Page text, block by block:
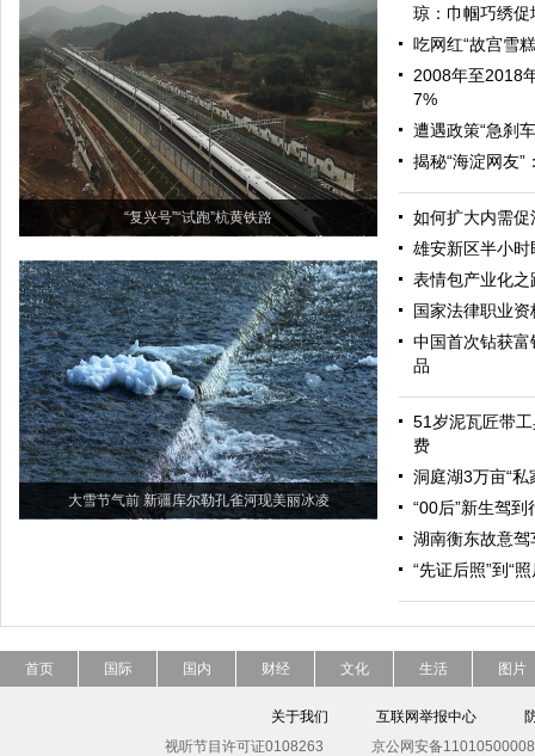
“复兴号”“试跑”杭黄铁路
大雪节气前 新疆库尔勒孔雀河现美丽冰凌
琼：巾帼巧绣促
吃网红“故宫雪
2008年至2018
7%
遭遇政策“急刹
揭秘“海淀网友
如何扩大内需促
雄安新区半小
表情包产业化
国家法律职业
中国首次钻获
品
51岁泥瓦匠带
费
洞庭湖3万亩“私
“00后”新生驾到
湖南衡东故意
“先证后照”到“
首页 国际 国内 财经 文化 生活 图片
关于我们 互联网举报中心
视听节目许可证0108263
京公网安备